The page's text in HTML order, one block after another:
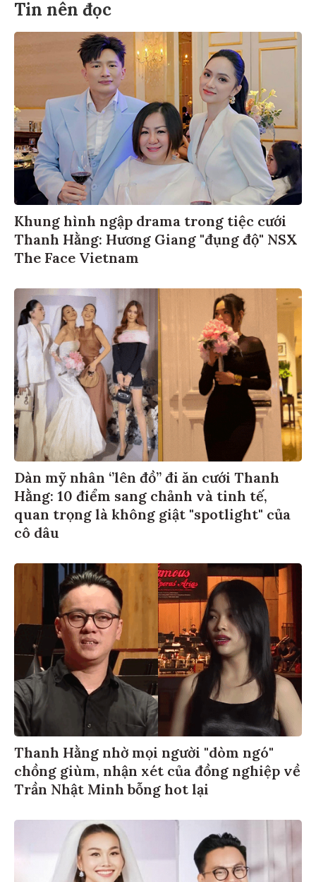
Tin nên đọc
Khung hình ngập drama trong tiệc cưới
Thanh Hằng: Hương Giang "đụng độ" NSX
The Face Vietnam
Dàn mỹ nhân ‘’lên đồ’’ đi ăn cưới Thanh
Hằng: 10 điểm sang chảnh và tinh tế,
quan trọng là không giật "spotlight" của
cô dâu
Thanh Hằng nhờ mọi người "dòm ngó"
chồng giùm, nhận xét của đồng nghiệp về
Trần Nhật Minh bỗng hot lại